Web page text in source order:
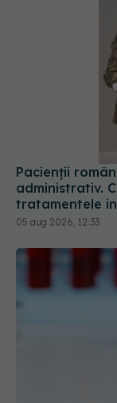
Pacienții
administrativ.
tratamentele
Alertă în
Anzi, singura